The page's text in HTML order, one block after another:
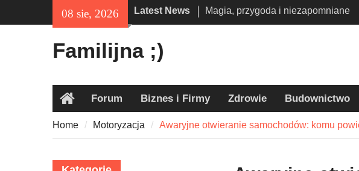
08 sie, 2026 Latest News
inspirowanych Harrym Potterem
Familijna ;)
HomeForum Biznes i Firmy Zdrowie Budownictwo
Home Motoryzacja Awaryjne otwieranie samochodów: komu